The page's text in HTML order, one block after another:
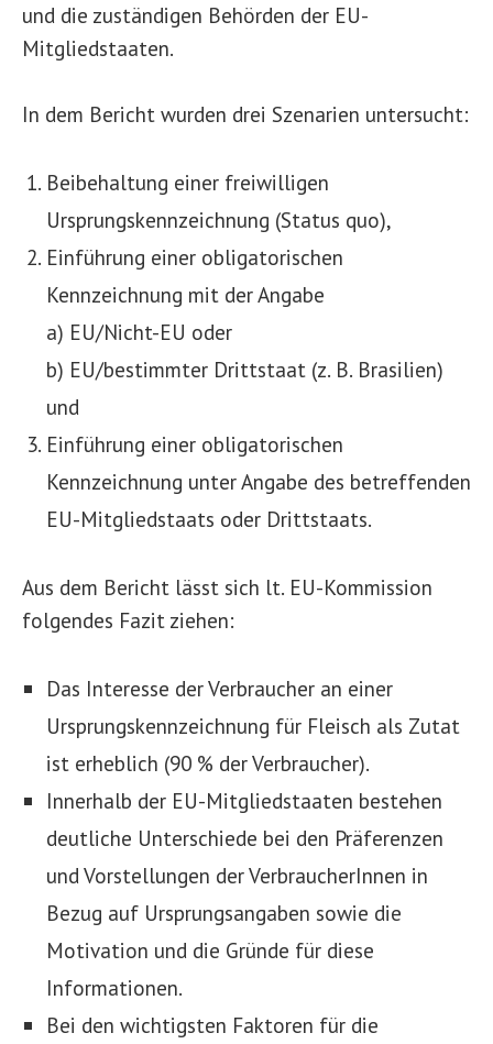
und die zuständigen Behörden der EU-
Mitgliedstaaten.
In dem Bericht wurden drei Szenarien untersucht:
Beibehaltung einer freiwilligen
Ursprungskennzeichnung (Status quo),
Einführung einer obligatorischen
Kennzeichnung mit der Angabe
a) EU/Nicht-EU oder
b) EU/bestimmter Drittstaat (z. B. Brasilien)
und
Einführung einer obligatorischen
Kennzeichnung unter Angabe des betreffenden
EU-Mitgliedstaats oder Drittstaats.
Aus dem Bericht lässt sich lt. EU-Kommission
folgendes Fazit ziehen:
Das Interesse der Verbraucher an einer
Ursprungskennzeichnung für Fleisch als Zutat
ist erheblich (90 % der Verbraucher).
Innerhalb der EU-Mitgliedstaaten bestehen
deutliche Unterschiede bei den Präferenzen
und Vorstellungen der VerbraucherInnen in
Bezug auf Ursprungsangaben sowie die
Motivation und die Gründe für diese
Informationen.
Bei den wichtigsten Faktoren für die